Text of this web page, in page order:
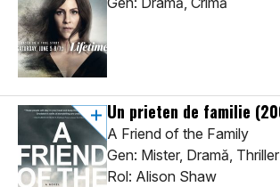
Un prieten de familie
A Friend of the Family
Gen: Mister, Dramă, Thriller
Rol: Alison Shaw